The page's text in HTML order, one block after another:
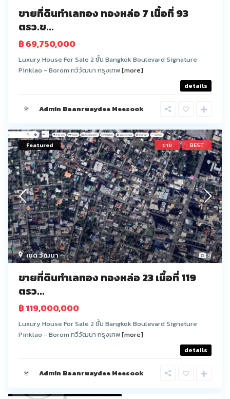
ขายที่ดินทำเลทอง ทองหล่อ 7 เนื้อที่ 93
ตรว.ข...
฿ 69,750,000
Luxury House For Sale 2 ชั้น Bangkok Boulevard Signature
Pinklao - Borom ทวีวัฒนา กรุงเทพ[more]
details
Admin Baanruaydee Meesook
9
เขต วัฒนา
Featured ขาย BEST
ขายที่ดินทำเลทอง ทองหล่อ 23 เนื้อที่ 119
ตรว...
฿ 119,000,000
Luxury House For Sale 2 ชั้น Bangkok Boulevard Signature
Pinklao - Borom ทวีวัฒนา กรุงเทพ[more]
details
Admin Baanruaydee Meesook